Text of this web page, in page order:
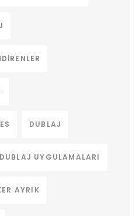
DUBLAJ
DUBLAJ UYGULAMALARI
AYRIK